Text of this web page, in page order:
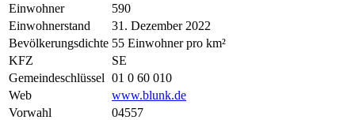
Einwohner
590
Einwohnerstand
31. Dezember 2022
Bevölkerungsdichte 55 Einwohner pro km²
KFZ
SE
Gemeindeschlüssel 01 0 60 010
Web
www.blunk.de
Vorwahl
04557